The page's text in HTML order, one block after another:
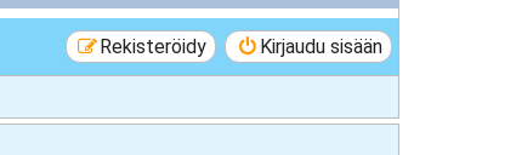
Kirjaudu sisään
Rekisteröidy